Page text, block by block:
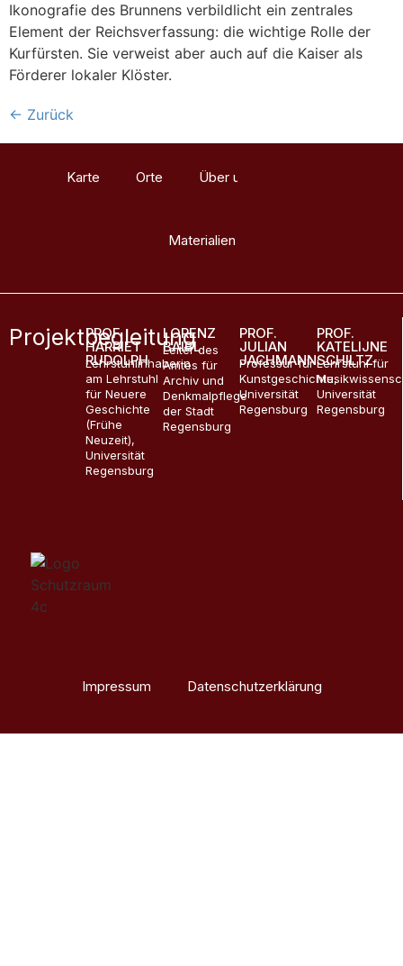
Ikonografie des Brunnens verbildlicht ein zentrales
Element der Reichsverfassung: die wichtige Rolle der
Kurfürsten. Sie verweist aber auch auf die Kaiser als
Förderer lokaler Klöster.
← Zurück
Karte Orte Über uns
Materialien
Projektbegleitung
PROF.
HARRIET
RUDOLPH
Lehrstuhlinhaberin
am Lehrstuhl
für Neuere
Geschichte
(Frühe
Neuzeit),
Universität
Regensburg
LORENZ
BAIBL
Leiter des
Amtes für
Archiv und
Denkmalpflege
der Stadt
Regensburg
PROF.
JULIAN
JACHMANN
Professur für
Kunstgeschichte,
Universität
Regensburg
PROF.
KATELIJNE
SCHILTZ
Lehrstuhl für
Universität
Regensburg
Impressum Datenschutzerklärung